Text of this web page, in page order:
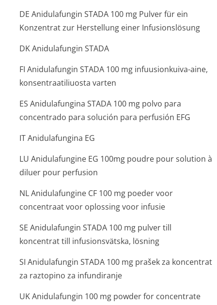
DE Anidulafungin STADA 100 mg Pulver für ein
Konzentrat zur Herstellung einer Infusionslösung
DK Anidulafungin STADA
FI Anidulafungin STADA 100 mg infuusionkuiva-aine,
konsentraatili­uosta varten
ES Anidulafungina STADA 100 mg polvo para
concentrado para solución para perfusión EFG
IT Anidulafungina EG
LU Anidulafungine EG 100mg poudre pour solution à
diluer pour perfusion
NL Anidulafungine CF 100 mg poeder voor
concentraat voor oplossing voor infusie
SE Anidulafungin STADA 100 mg pulver till
koncentrat till infusionsvätska, lösning
SI Anidulafungin STADA 100 mg prašek za koncentrat
za raztopino za infundiranje
UK Anidulafungin 100 mg powder for concentrate